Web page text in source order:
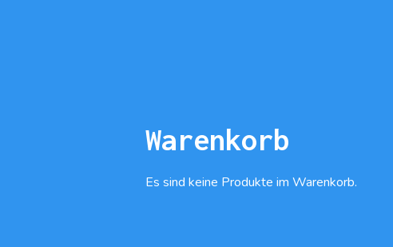
Warenkorb
Es sind keine Produkte im Warenkorb.